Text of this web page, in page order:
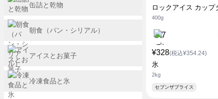
ロックアイス カップ
400g
¥328(税込¥354.24)
氷
2kg
セブンザプライス
缶詰と乾物
朝食（パン・シリアル）
アイスとお菓子
冷凍食品と氷